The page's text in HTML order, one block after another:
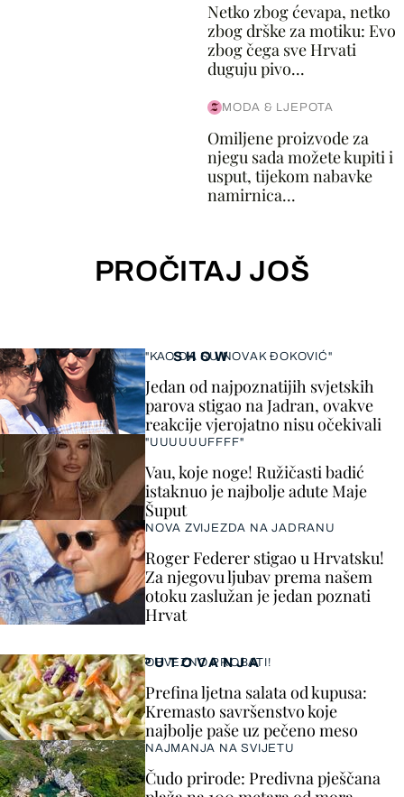
Netko zbog ćevapa, netko
zbog drške za motiku: Evo
zbog čega sve Hrvati
duguju pivo...
MODA & LJEPOTA
Omiljene proizvode za
njegu sada možete kupiti i
usput, tijekom nabavke
namirnica...
PROČITAJ JOŠ
SHOW
"KAO DA SU NOVAK ĐOKOVIĆ"
Jedan od najpoznatijih svjetskih
parova stigao na Jadran, ovakve
reakcije vjerojatno nisu očekivali
"UUUUUUFFFF"
Vau, koje noge! Ružičasti badić
istaknuo je najbolje adute Maje
Šuput
NOVA ZVIJEZDA NA JADRANU
Roger Federer stigao u Hrvatsku!
Za njegovu ljubav prema našem
otoku zaslužan je jedan poznati
Hrvat
PUTOVANJA
OBVEZNO PROBATI!
Prefina ljetna salata od kupusa:
Kremasto savršenstvo koje
najbolje paše uz pečeno meso
NAJMANJA NA SVIJETU
Čudo prirode: Predivna pješčana